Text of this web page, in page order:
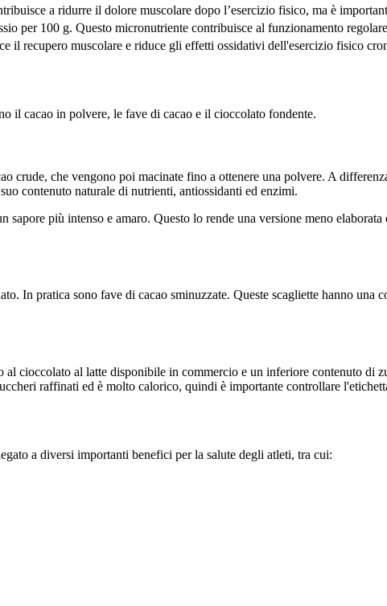
a ridurre il dolore muscolare dopo l’esercizio fisico, ma è
per 100 g. Questo micronutriente contribuisce al funzionamento
il recupero muscolare e riduce gli effetti ossidativi dell'esercizio fisico
il cacao in polvere, le fave di cacao e il cioccolato fondente.
crude, che vengono poi macinate fino a ottenere una polvere. A
contenuto naturale di nutrienti, antiossidanti ed enzimi.
più intenso e amaro. Questo lo rende una versione meno
In pratica sono fave di cacao sminuzzate. Queste scagliette hanno una
cioccolato al latte disponibile in commercio e un inferiore contenuto di
raffinati ed è molto calorico, quindi è importante controllare
a diversi importanti benefici per la salute degli atleti, tra cui: